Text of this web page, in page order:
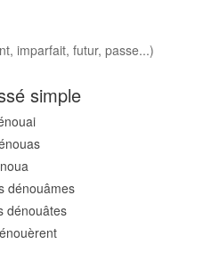
imparfait, futur, passe...)
simple
ai
as
a
dénouâmes
dénouâtes
èrent